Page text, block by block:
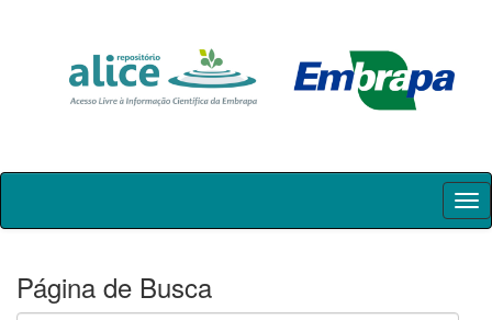
Skip
Página de Busca